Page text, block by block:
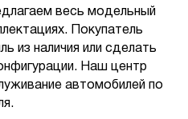
весь модельный
Покупатель
из наличия или сделать
Наш центр
автомобилей по